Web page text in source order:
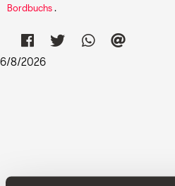
Bordbuchs.
6/8/2026